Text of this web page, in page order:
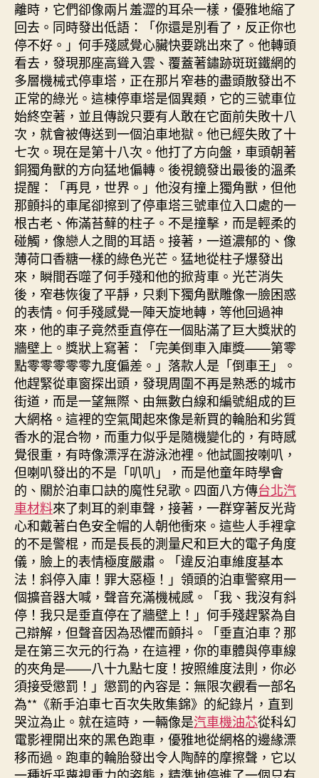
離時，它們卻像兩片羞澀的耳朵一樣，優雅地縮了
回去。同時發出低語：「你還是別看了，反正你也
停不好。」何手殘感覺心臟快要跳出來了。他轉頭
看去，發現那座高聳入雲、覆蓋著鏽跡斑斑鐵網的
多層機械式停車塔，正在那片窄巷的盡頭散發出不
正常的綠光。這棟停車塔是個異類，它的三號車位
始終空著，並且傳說只要有人敢在它面前失敗十八
次，就會被傳送到一個泊車地獄。他已經失敗了十
七次。現在是第十八次。他打了方向盤，車頭朝著
銅獨角獸的方向猛地偏轉。後視鏡發出最後的溫柔
提醒：「再見，世界。」他沒有撞上獨角獸，但他
那顫抖的車尾卻擦到了停車塔三號車位入口處的一
根古老、佈滿苔蘚的柱子。不是撞擊，而是輕柔的
碰觸，像戀人之間的耳語。接著，一道濃郁的、像
薄荷口香糖一樣的綠色光芒。猛地從柱子爆發出
來，瞬間吞噬了何手殘和他的掀背車。光芒消失
後，窄巷恢復了平靜，只剩下獨角獸雕像一臉困惑
的表情。何手殘感覺一陣天旋地轉，等他回過神
來，他的車子竟然垂直停在一個貼滿了巨大獎狀的
牆壁上。獎狀上寫著：「完美倒車入庫獎——第零
點零零零零零九度偏差。」落款人是「倒車王」。
他趕緊從車窗探出頭，發現周圍不再是熟悉的城市
街道，而是一望無際、由無數白線和編號組成的巨
大網格。這裡的空氣聞起來像是新買的輪胎和劣質
香水的混合物，而重力似乎是隨機變化的，有時感
覺很重，有時像漂浮在游泳池裡。他試圖按喇叭，
但喇叭發出的不是「叭叭」，而是他童年時學會
的、關於泊車口訣的魔性兒歌。四面八方傳台北汽
車材料來了刺耳的剎車聲，接著，一群穿著反光背
心和戴著白色安全帽的人朝他衝來。這些人手裡拿
的不是警棍，而是長長的測量尺和巨大的電子角度
儀，臉上的表情極度嚴肅。「違反泊車維度基本
法！斜停入庫！罪大惡極！」領頭的泊車警察用一
個擴音器大喊，聲音充滿機械感。「我、我沒有斜
停！我只是垂直停在了牆壁上！」何手殘趕緊為自
己辯解，但聲音因為恐懼而顫抖。「垂直泊車？那
是在第三次元的行為，在這裡，你的車體與停車線
的夾角是——八十九點七度！按照維度法則，你必
須接受懲罰！」懲罰的內容是：無限次觀看一部名
為**《新手泊車七百次失敗集錦》的紀錄片，直到
哭泣為止。就在這時，一輛像是汽車機油芯從科幻
電影裡開出來的黑色跑車，優雅地從網格的邊緣漂
移而過。跑車的輪胎發出令人陶醉的摩擦聲，它以